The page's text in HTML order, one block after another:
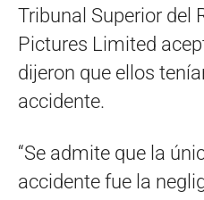
Tribunal Superior del
Pictures Limited
dijeron que ellos
accidente.
“Se admite que la
accidente fue la